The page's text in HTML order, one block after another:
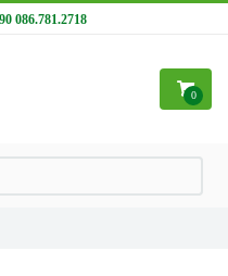
086.781.2718
0